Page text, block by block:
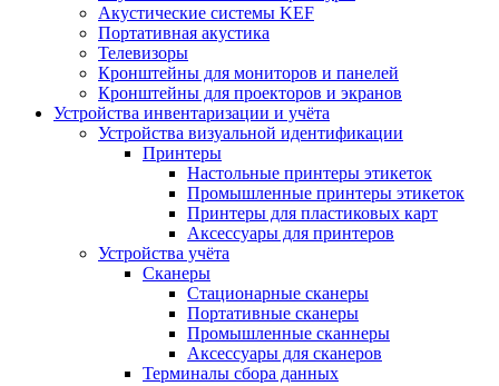
Акустические системы KEF
Портативная акустика
Телевизоры
Кронштейны для мониторов и панелей
Кронштейны для проекторов и экранов
Устройства инвентаризации и учёта
Устройства визуальной идентификации
Принтеры
Настольные принтеры этикеток
Промышленные принтеры этикеток
Принтеры для пластиковых карт
Аксессуары для принтеров
Устройства учёта
Сканеры
Стационарные сканеры
Портативные сканеры
Промышленные сканнеры
Аксессуары для сканеров
Терминалы сбора данных